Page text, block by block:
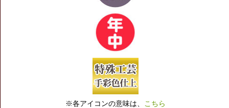
※各アイコンの意味は、 こちら